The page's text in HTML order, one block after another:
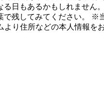
日もあるかもしれませ
残してみてください。 ※
り住所などの本人情報を